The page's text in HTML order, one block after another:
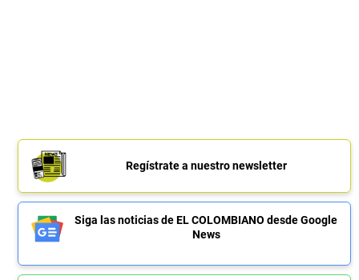
Regístrate a nuestro newsletter
Siga las noticias de EL COLOMBIANO desde Google
News